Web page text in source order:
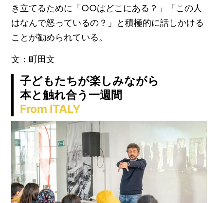
き立てるために「○○はどこにある？」「この人
はなんで怒っているの？」と積極的に話しかける
ことが勧められている。
文：町田文
子どもたちが楽しみながら
本と触れ合う一週間
From ITALY